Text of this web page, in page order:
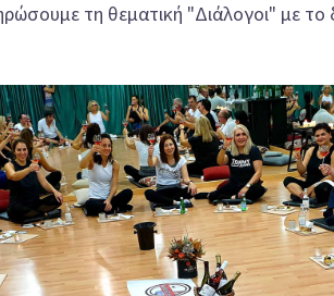
τη θεματική "Διάλογοι" με